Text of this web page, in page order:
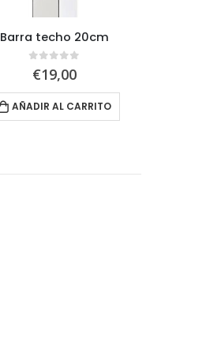
Barra techo 20cm
0out of 5
€19,00
AÑADIR AL CARRITO